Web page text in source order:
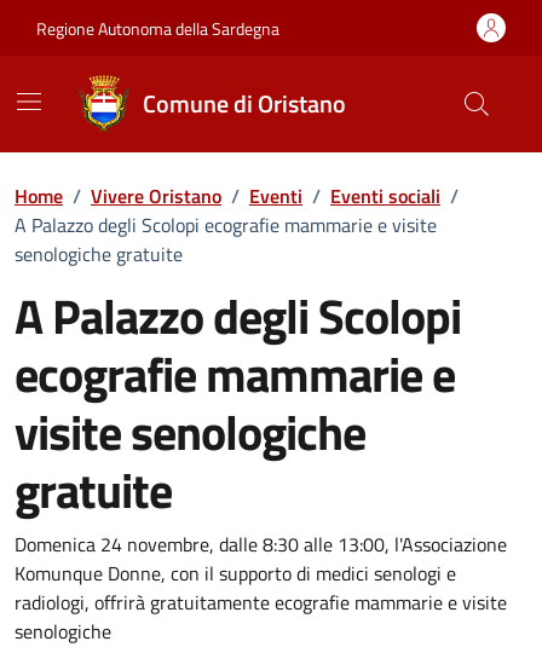
Regione Autonoma della Sardegna
Comune di Oristano
Home / Vivere Oristano / Eventi / Eventi sociali /
A Palazzo degli Scolopi ecografie mammarie e visite
senologiche gratuite
A Palazzo degli Scolopi
ecografie mammarie e
visite senologiche
gratuite
Dettaglio dell'evento
Domenica 24 novembre, dalle 8:30 alle 13:00, l'Associazione
Komunque Donne, con il supporto di medici senologi e
radiologi, offrirà gratuitamente ecografie mammarie e visite
senologiche